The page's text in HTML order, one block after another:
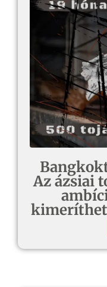
Az ázsiai